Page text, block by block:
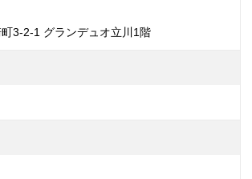
3-2-1 グランデュオ立川1階